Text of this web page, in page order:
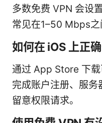
多数免费 VPN 会设
常见在1–50 Mbps之
如何在 iOS 上正确
通过 App Store 下载
完成账户注册、服
留意权限请求。